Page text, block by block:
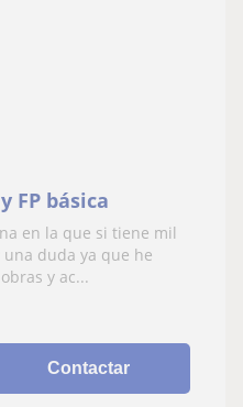
FP básica
en la que si tiene mil
duda ya que he
y ac...
Contactar